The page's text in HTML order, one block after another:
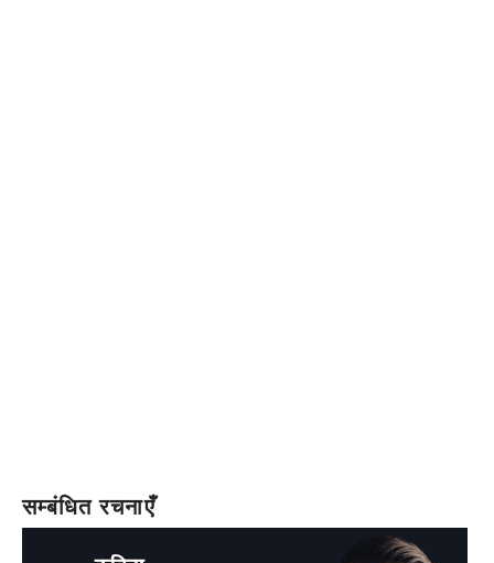
सम्बंधित रचनाएँ